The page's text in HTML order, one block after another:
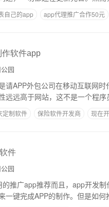
自己的app app代理推广合作50元
软件app
园
请APP外包公司在移动互联网
远远高于网站，这不是一个程
定制软件 保险软件开发商 现在
件
园
推广app推荐而且，app开发